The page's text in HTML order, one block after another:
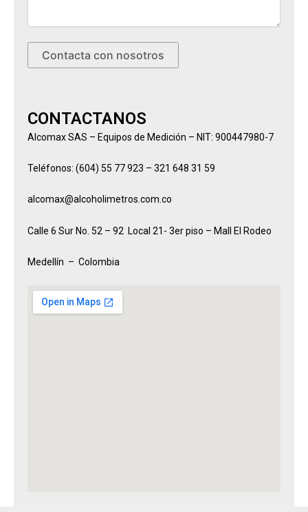
CONTACTANOS
Alcomax SAS – Equipos de Medición – NIT: 900447980-7
Teléfonos: (604) 55 77 923 – 321 648 31 59
alcomax@alcoholimetros.com.co
Calle 6 Sur No. 52 – 92 Local 21- 3er piso – Mall El Rodeo
Medellín – Colombia